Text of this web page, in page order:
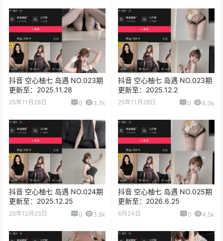
抖音 空心柚七 岛遇 NO.023期
更新至：2025.11.28
25年11月28日 0 3.7k
抖音 空心柚七 岛遇 NO.023期
更新至：2025.12.2
25年11月28日 0 4.3k
抖音 空心柚七 岛遇 NO.024期
更新至：2025.12.25
25年12月25日 0 3.8k
抖音 空心柚七 岛遇 NO.025期
更新至：2026.6.25
6月24日 0 4.5k